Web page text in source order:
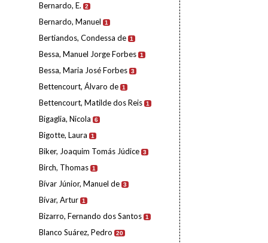
Bernardo, E. 2
Bernardo, Manuel 1
Bertiandos, Condessa de 1
Bessa, Manuel Jorge Forbes 1
Bessa, Maria José Forbes 3
Bettencourt, Álvaro de 1
Bettencourt, Matilde dos Reis 1
Bigaglia, Nicola 6
Bigotte, Laura 1
Biker, Joaquim Tomás Júdice 3
Birch, Thomas 1
Bívar Júnior, Manuel de 3
Bívar, Artur 1
Bizarro, Fernando dos Santos 1
Blanco Suárez, Pedro 20